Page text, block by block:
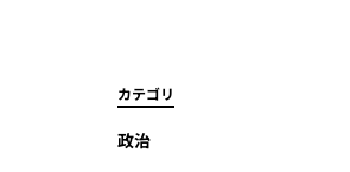
カテゴリ
政治